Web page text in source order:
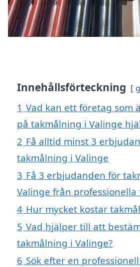
Innehållsförteckning
1 Vad kan ett företag som
på takmålning i Valinge
2 Få alltid minst 3
takmålning i Valinge
3 Få 3 erbjudanden för
Valinge från professionella
4 Hur mycket kostar
5 Vad hjälper till att
takmålning i Valinge?
6 Sök efter en